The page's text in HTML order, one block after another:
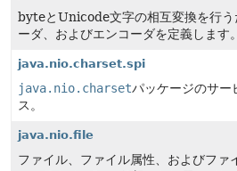
byteとUnicode文字の相互変換を行う
ーダ、およびエンコーダを定義します。
java.nio.charset.spi
java.nio.charsetパッケージのサー
ス。
java.nio.file
ファイル、ファイル属性、およびファ